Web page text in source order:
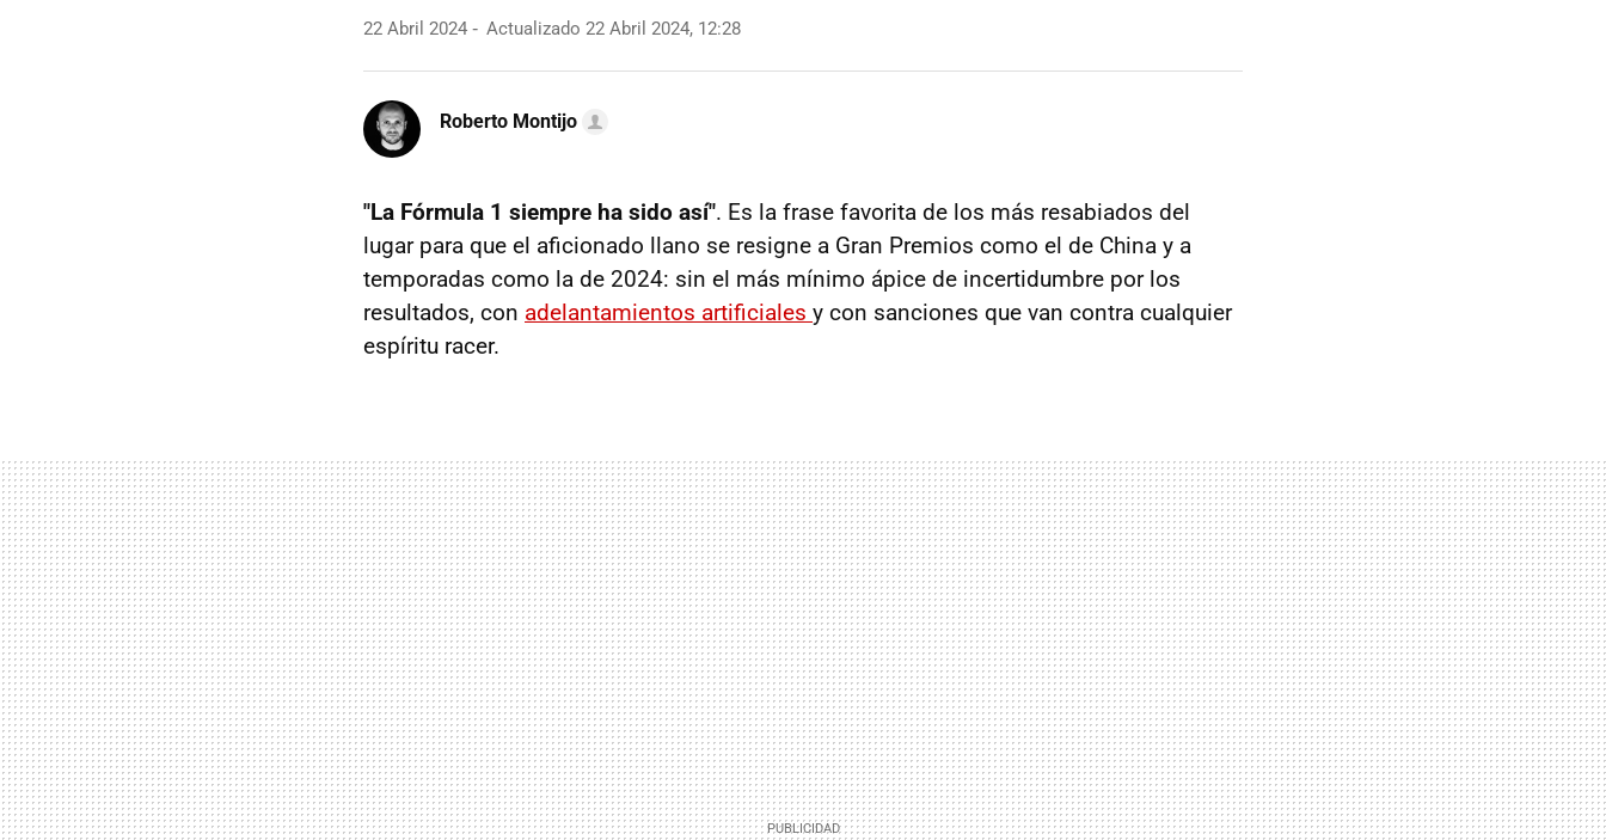
22 Abril 2024 Actualizado 22 Abril 2024, 12:28
Roberto Montijo
"La Fórmula 1 siempre ha sido así". Es la frase favorita de los más resabiados del
lugar para que el aficionado llano se resigne a Gran Premios como el de China y a
temporadas como la de 2024: sin el más mínimo ápice de incertidumbre por los
resultados, con adelantamientos artificiales y con sanciones que van contra cualquier
espíritu racer.